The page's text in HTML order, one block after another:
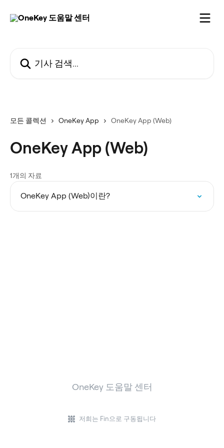
모든 콜렉션 OneKey App OneKey App (Web)
OneKey App (Web)
1개의 자료
OneKey App (Web)이란?
OneKey 도움말 센터
저희는 Fin으로 구동됩니다